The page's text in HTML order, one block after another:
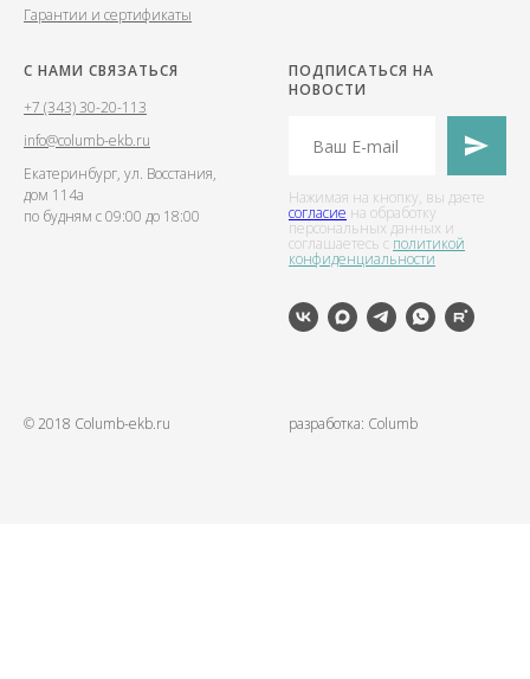
Гарантии и сертификаты
С НАМИ СВЯЗАТЬСЯ
+7 (343) 30-20-113
info@columb-ekb.ru
Екатеринбург, ул. Восстания,
дом 114а
по будням с 09:00 до 18:00
ПОДПИСАТЬСЯ НА
НОВОСТИ
Нажимая на кнопку, вы даете
согласие на обработку
персональных данных и
соглашаетесь c политикой
конфиденциальности
© 2018 Columb-ekb.ru разработка: Columb